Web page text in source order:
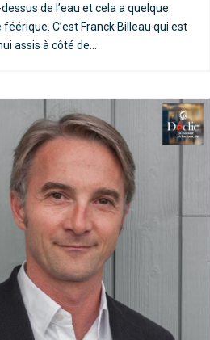
de l’eau et cela a quelque
féérique. C’est Franck Billeau qui est
assis à côté de...